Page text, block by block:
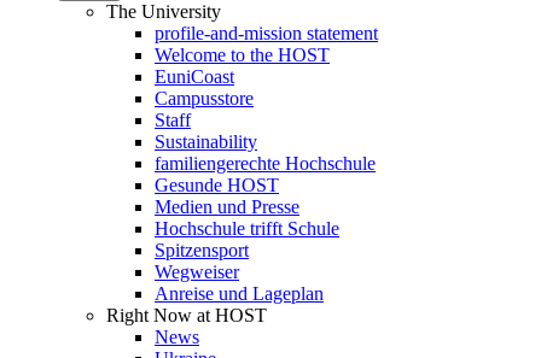
The University
profile-and-mission statement
Welcome to the HOST
EuniCoast
Campusstore
Staff
Sustainability
familiengerechte Hochschule
Gesunde HOST
Medien und Presse
Hochschule trifft Schule
Spitzensport
Wegweiser
Anreise und Lageplan
Right Now at HOST
News